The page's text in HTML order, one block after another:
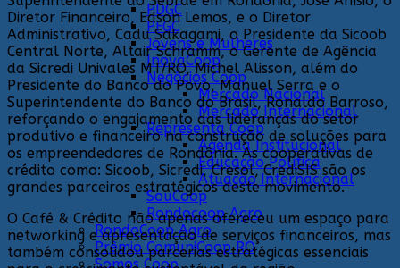
PDGC
PFGC
Jovens e Mulheres
InovaCoop
Negócios Coop
Mercado Nacional
Mercado Internacional
Representa Coop
Agenda Institucional
Educação Política
Atuação Internacional
SouCoop
Rondocoop Agro
RondoCoop Agro
Prêmio ComuniCoop RO
Somos Coop
Diretor Financeiro, Edson Lemos, e o Diretor
Administrativo, Cadu Sakagami, o Presidente da Sicoob
Central Norte, Altair Schramm, o Gerente de Agência
da Sicredi Univales MT/RO, Michel Alisson, além do
Presidente do Banco do Povo, Manuel Serra e o
Superintendente do Banco do Brasil, Ronaldo Barroso,
reforçando o engajamento das lideranças do setor
produtivo e financeiro na construção de soluções para
os empreendedores de Rondônia. As cooperativas de
crédito como: Sicoob, Sicredi, Cresol, CrediSIS são os
grandes parceiros estratégicos deste movimento.
O Café & Crédito não apenas ofereceu um espaço para
networking e apresentação de serviços financeiros, mas
também consolidou parcerias estratégicas essenciais